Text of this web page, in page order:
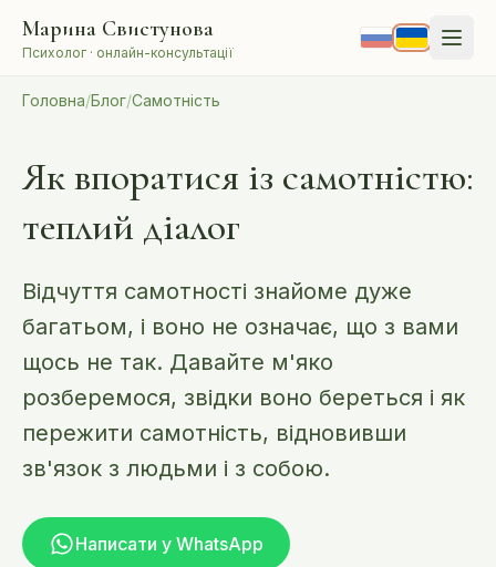
Марина Свистунова
Психолог · онлайн-консультації
Головна/Блог/Самотність
Як впоратися із самотністю:
теплий діалог
Відчуття самотності знайоме дуже
багатьом, і воно не означає, що з вами
щось не так. Давайте м'яко
розберемося, звідки воно береться і як
пережити самотність, відновивши
зв'язок з людьми і з собою.
Написати у WhatsApp